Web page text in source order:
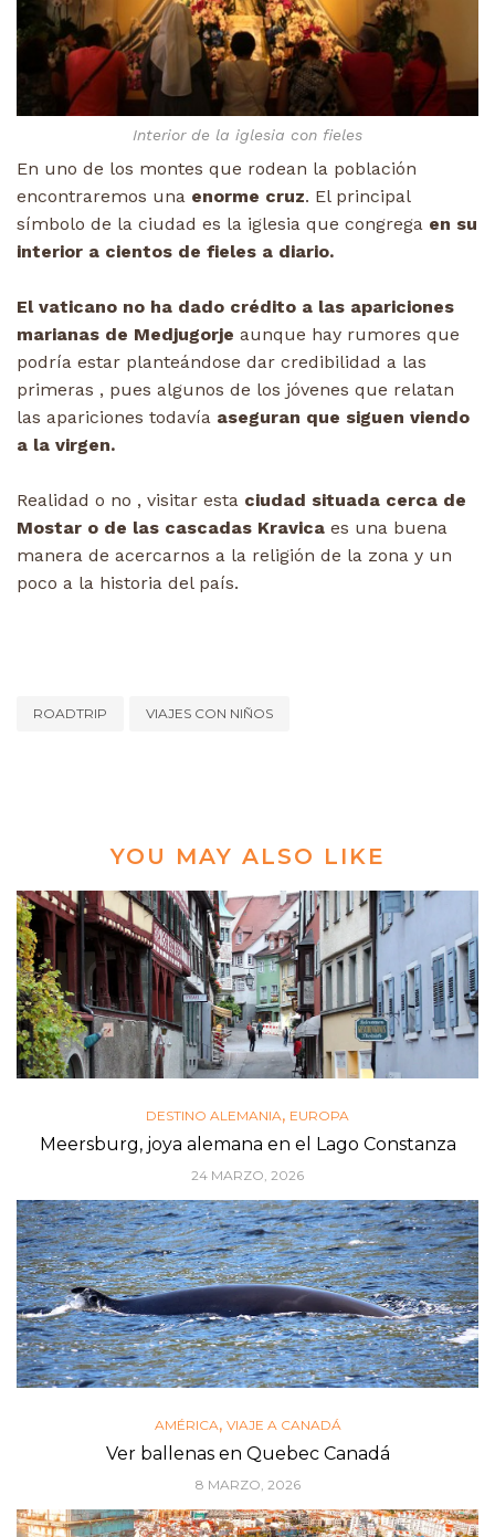
Interior de la iglesia con fieles
En uno de los montes que rodean la población
encontraremos una enorme cruz. El principal
símbolo de la ciudad es la iglesia que congrega en su
interior a cientos de fieles a diario.
El vaticano no ha dado crédito a las apariciones
marianas de Medjugorje aunque hay rumores que
podría estar planteándose dar credibilidad a las
primeras , pues algunos de los jóvenes que relatan
las apariciones todavía aseguran que siguen viendo
a la virgen.
Realidad o no , visitar esta ciudad situada cerca de
Mostar o de las cascadas Kravica es una buena
manera de acercarnos a la religión de la zona y un
poco a la historia del país.
ROADTRIP VIAJES CON NIÑOS
YOU MAY ALSO LIKE
DESTINO ALEMANIA, EUROPA
Meersburg, joya alemana en el Lago Constanza
24 MARZO, 2026
AMÉRICA, VIAJE A CANADÁ
Ver ballenas en Quebec Canadá
8 MARZO, 2026